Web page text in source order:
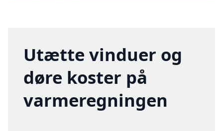
Utætte vinduer og
døre koster på
varmeregningen